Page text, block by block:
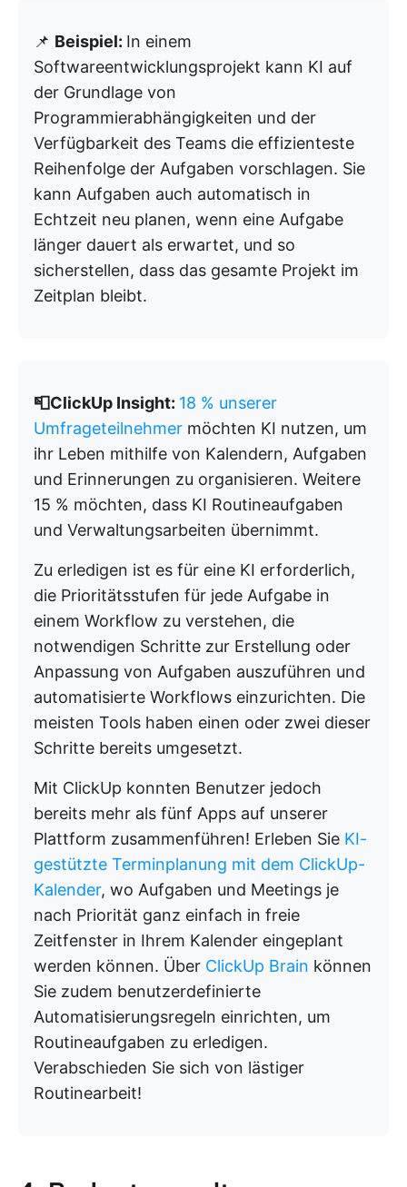
📌 Beispiel: In einem
Softwareentwicklungsprojekt kann KI auf
der Grundlage von
Programmierabhängigkeiten und der
Verfügbarkeit des Teams die effizienteste
Reihenfolge der Aufgaben vorschlagen. Sie
kann Aufgaben auch automatisch in
Echtzeit neu planen, wenn eine Aufgabe
länger dauert als erwartet, und so
sicherstellen, dass das gesamte Projekt im
Zeitplan bleibt.
📮ClickUp Insight: 18 % unserer
Umfrageteilnehmer möchten KI nutzen, um
ihr Leben mithilfe von Kalendern, Aufgaben
und Erinnerungen zu organisieren. Weitere
15 % möchten, dass KI Routineaufgaben
und Verwaltungsarbeiten übernimmt.
Zu erledigen ist es für eine KI erforderlich,
die Prioritätsstufen für jede Aufgabe in
einem Workflow zu verstehen, die
notwendigen Schritte zur Erstellung oder
Anpassung von Aufgaben auszuführen und
automatisierte Workflows einzurichten. Die
meisten Tools haben einen oder zwei dieser
Schritte bereits umgesetzt.
Mit ClickUp konnten Benutzer jedoch
bereits mehr als fünf Apps auf unserer
Plattform zusammenführen! Erleben Sie KI-
gestützte Terminplanung mit dem ClickUp-
Kalender, wo Aufgaben und Meetings je
nach Priorität ganz einfach in freie
Zeitfenster in Ihrem Kalender eingeplant
werden können. Über ClickUp Brain können
Sie zudem benutzerdefinierte
Automatisierungsregeln einrichten, um
Routineaufgaben zu erledigen.
Verabschieden Sie sich von lästiger
Routinearbeit!